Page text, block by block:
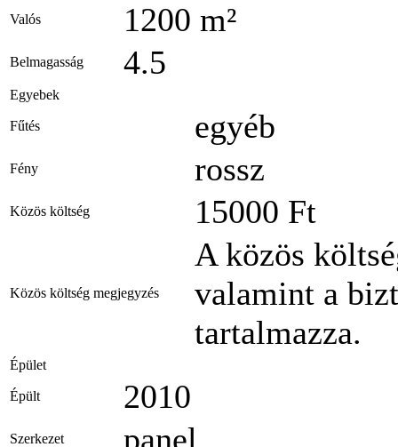
Valós 1200 m²
Belmagasság 4.5
Egyebek
Fűtés egyéb
Fény rossz
Közös költség 15000 Ft
Közös költség megjegyzés
A közös
valamint a
tartalmazza.
Épület
Épült 2010
Szerkezet panel